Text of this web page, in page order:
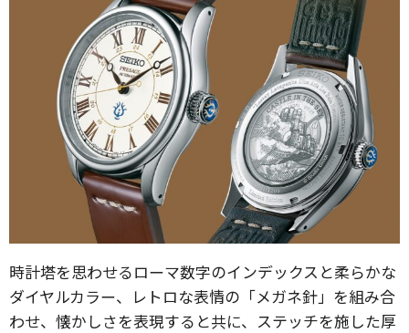
時計塔を思わせるローマ数字のインデックスと柔らかな
ダイヤルカラー、レトロな表情の「メガネ針」を組み合
わせ、懐かしさを表現すると共に、ステッチを施した厚